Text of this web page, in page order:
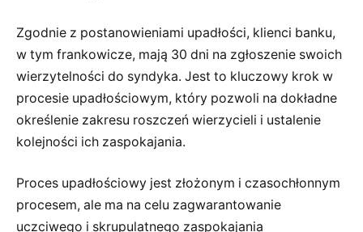
Zgodnie z postanowieniami upadłości, klienci banku,
w tym frankowicze, mają 30 dni na zgłoszenie swoich
wierzytelności do syndyka. Jest to kluczowy krok w
procesie upadłościowym, który pozwoli na dokładne
określenie zakresu roszczeń wierzycieli i ustalenie
kolejności ich zaspokajania.
Proces upadłościowy jest złożonym i czasochłonnym
procesem, ale ma na celu zagwarantowanie
uczciwego i skrupulatnego zaspokajania